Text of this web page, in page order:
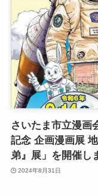
さいたま市立漫画
記念 企画漫画展
弟』展」を開催し
2024年8月31日